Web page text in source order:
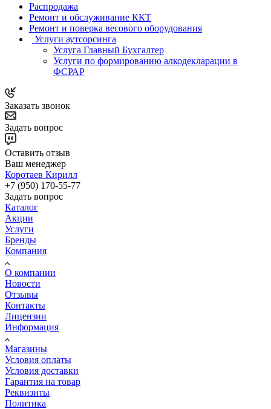
Распродажа
Ремонт и обслуживание ККТ
Ремонт и поверка весового оборудования
Услуги аутсорсинга
Услуга Главный Бухгалтер
Услуги по формированию алкодекларации в
ФСРАР
Заказать звонок
Задать вопрос
Оставить отзыв
Ваш менеджер
Коротаев Кирилл
+7 (950) 170-55-77
Задать вопрос
Каталог
Акции
Услуги
Бренды
Компания
О компании
Новости
Отзывы
Контакты
Лицензии
Информация
Магазины
Условия оплаты
Условия доставки
Гарантия на товар
Реквизиты
Политика